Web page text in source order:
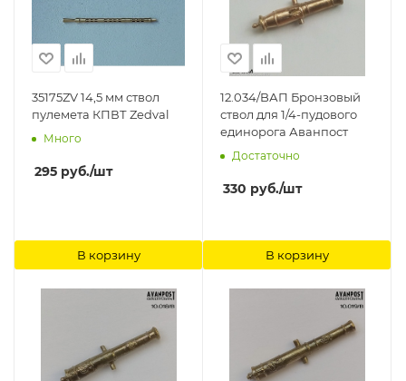
35175ZV 14,5 мм ствол
пулемета КПВТ Zedval
Много
295 руб./шт
В корзину
12.034/BАП Бронзовый
ствол для 1/4-пудового
единорога Аванпост
Достаточно
330 руб./шт
В корзину